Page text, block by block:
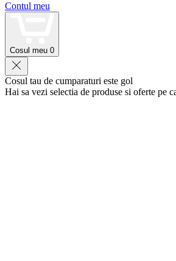
Contul meu
Cosul meu 0
Cosul tau de cumparaturi este gol
Hai sa vezi selectia de produse si oferte pe